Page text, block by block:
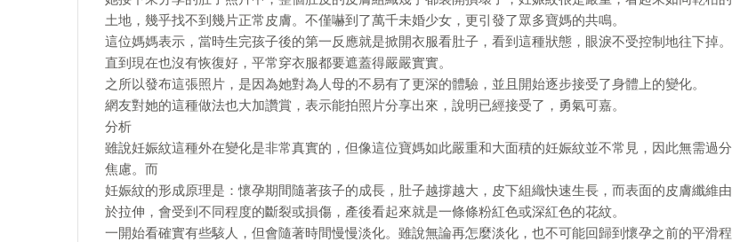
土地，幾乎找不到幾片正常皮膚。不僅嚇到了萬千未婚少女，更引發了眾多寶媽的共鳴。
這位媽媽表示，當時生完孩子後的第一反應就是掀開衣服看肚子，看到這種狀態，眼淚不受控制地往下掉。
直到現在也沒有恢復好，平常穿衣服都要遮蓋得嚴嚴實實。
之所以發布這張照片，是因為她對為人母的不易有了更深的體驗，並且開始逐步接受了身體上的變化。
網友對她的這種做法也大加讚賞，表示能拍照片分享出來，說明已經接受了，勇氣可嘉。
​分析
雖說妊娠紋這種外在變化是非常真實的，但像這位寶媽如此嚴重和大面積的妊娠紋並不常見，因此無需過分
焦慮。而
妊娠紋的形成原理是：懷孕期間隨著孩子的成長，肚子越撐越大，皮下組織快速生長，而表面的皮膚纖維由
於拉伸，會受到不同程度的斷裂或損傷，產後看起來就是一條條粉紅色或深紅色的花紋。
一開始看確實有些駭人，但會隨著時間慢慢淡化。雖說無論再怎麼淡化，也不可能回歸到懷孕之前的平滑程